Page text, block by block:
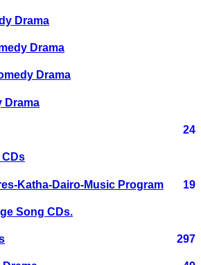
Drama
Drama
Drama
Drama
24
Katha-Dairo-Music Program 19
Song CDs.
297